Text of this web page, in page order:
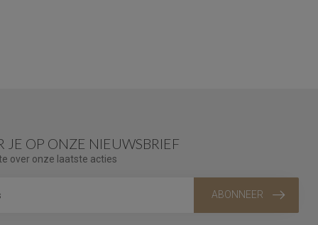
JE OP ONZE NIEUWSBRIEF
over onze laatste acties
ABONNEER